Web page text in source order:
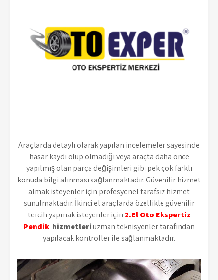
Araçlarda detaylı olarak yapılan incelemeler sayesinde
hasar kaydı olup olmadığı veya araçta daha önce
yapılmış olan parça değişimleri gibi pek çok farklı
konuda bilgi alınması sağlanmaktadır. Güvenilir hizmet
almak isteyenler için profesyonel tarafsız hizmet
sunulmaktadır. İkinci el araçlarda özellikle güvenilir
tercih yapmak isteyenler için 2.El Oto Ekspertiz
Pendik hizmetleriuzman teknisyenler tarafından
yapılacak kontroller ile sağlanmaktadır.